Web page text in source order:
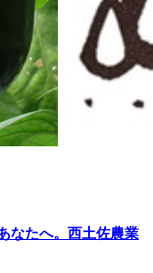
なたへ。西土佐農業